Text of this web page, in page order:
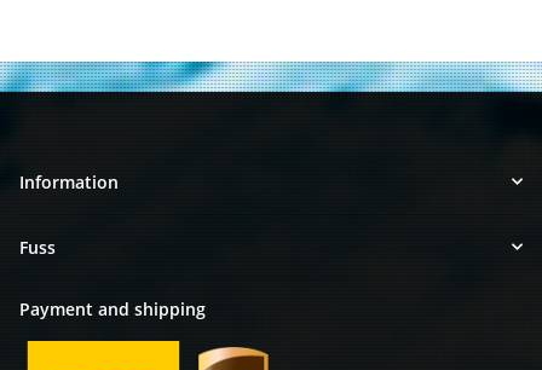
Information
Fuss
Payment and shipping